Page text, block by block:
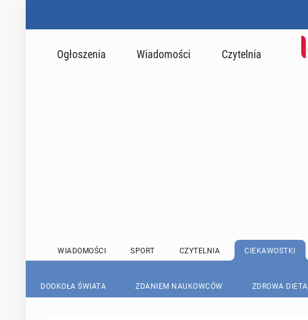
Ogłoszenia Wiadomości Czytelnia
WIADOMOŚCI SPORT CZYTELNIA CIEKAWOSTKI
DOOKOŁA ŚWIATA ZDANIEM NAUKOWCÓW ZDROWA DIETA